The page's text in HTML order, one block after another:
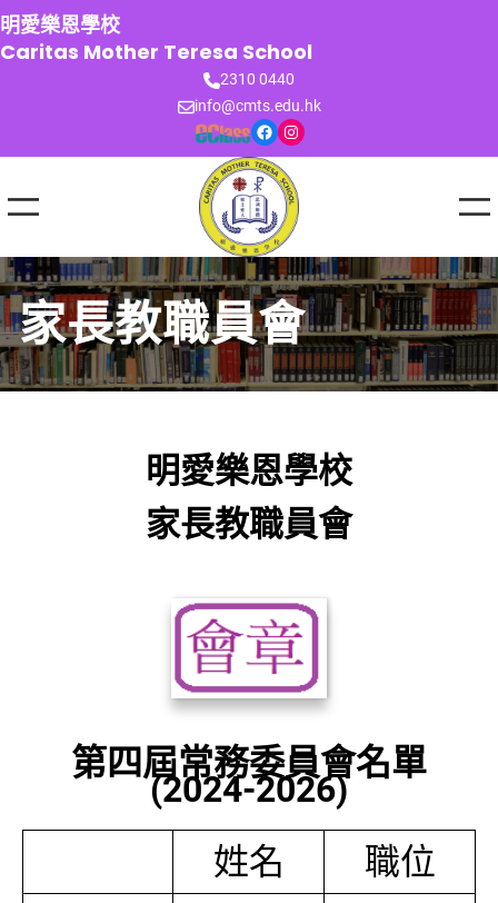
跳
至
主
明愛樂恩學校
Caritas Mother Teresa School
2310 0440
info@cmts.edu.hk
Facebook Instagram
家長教職員會
明愛樂恩學校
家長教職員會
第四屆常務委員會名單
(2024-2026)
姓名
職位